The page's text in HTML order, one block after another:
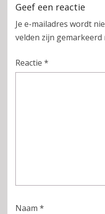
Geef een reactie
Je e-mailadres wordt
velden zijn gemarkeerd
Reactie *
Naam *